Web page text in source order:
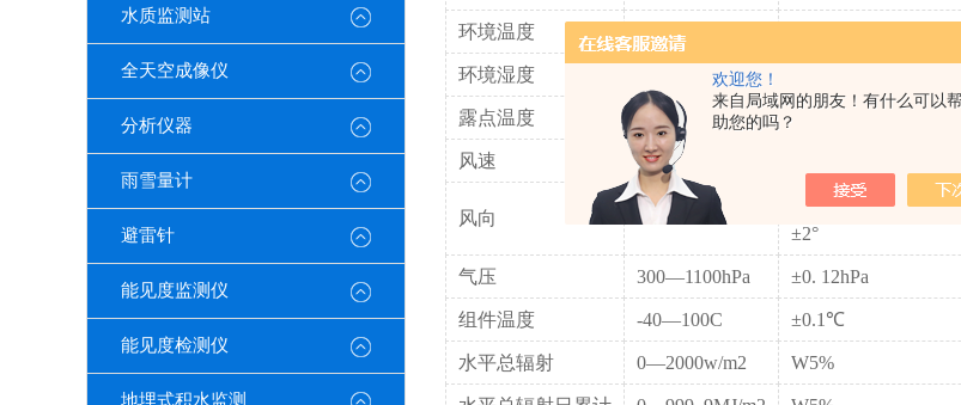
欢迎您！
来自局域网的朋友！有什么可以
助您的吗？
水质监测站
全天空成像仪
分析仪器
雨雪量计
避雷针
能见度监测仪
能见度检测仪
地埋式积水监测
环境温度 -40—123. 8°C
环境湿度 0—100%RH
露点温度 -40—123. 8°C +0.1℃
风速 0—60m/s 土 2% (W20m/s ), ±
风向 0 —359°
±2°
气压 300—1100hPa ±0. 12hPa
组件温度 -40—100C ±0.1℃
水平总辐射 0—2000w/m2 W5%